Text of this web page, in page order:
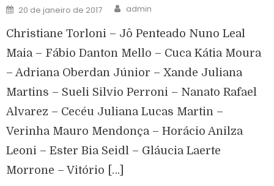
20 de janeiro de 2017 admin
Christiane Torloni – Jô Penteado Nuno Leal
Maia – Fábio Danton Mello – Cuca Kátia Moura
– Adriana Oberdan Júnior – Xande Juliana
Martins – Sueli Silvio Perroni – Nanato Rafael
Alvarez – Cecéu Juliana Lucas Martin –
Verinha Mauro Mendonça – Horácio Anilza
Leoni – Ester Bia Seidl – Gláucia Laerte
Morrone – Vitório […]